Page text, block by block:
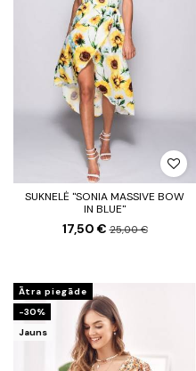
SUKNELĖ "SONIA MASSIVE BOW
IN BLUE"
17,50 €25,00 €
Ātra piegāde
-30%
Jauns